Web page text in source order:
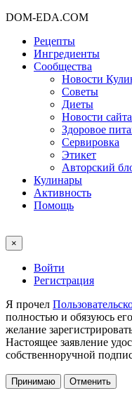
DOM-EDA.COM
Рецепты
Ингредиенты
Сообщества
Новости
Советы
Диеты
Новости сайта
Здоровое
Сервировка
Этикет
Авторский
Кулинары
Активность
Помощь
×
Войти
Регистрация
Я прочел
полностью и обязуюсь
желание
Настоящее заявление
собственноручной
Принимаю Отменить